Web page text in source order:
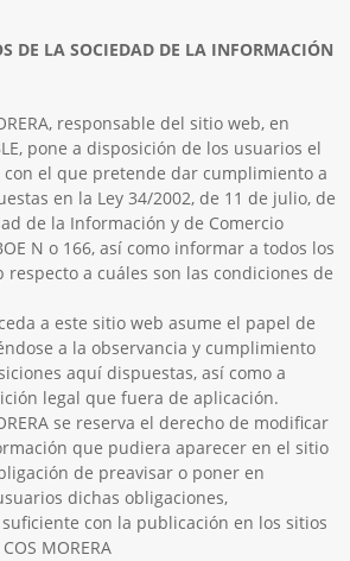
DE LA SOCIEDAD DE LA INFORMACIÓN
responsable del sitio web, en
pone a disposición de los usuarios el
el que pretende dar cumplimiento a
en la Ley 34/2002, de 11 de julio, de
de la Información y de Comercio
N o 166, así como informar a todos los
a cuáles son las condiciones de
a este sitio web asume el papel de
a la observancia y cumplimiento
aquí dispuestas, así como a
legal que fuera de aplicación.
se reserva el derecho de modificar
que pudiera aparecer en el sitio
de preavisar o poner en
dichas obligaciones,
con la publicación en los sitios
MORERA